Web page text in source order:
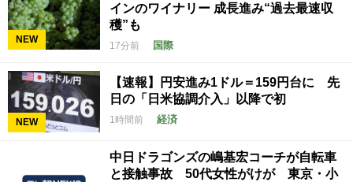
NEW
インのワイナリー 成長進み“過去最速収
穫”も
17分前 国際
NEW
【速報】円安進み1ドル＝159円台に 先
日の「日米協調介入」以降で初
1時間前 経済
中日ドラゴンズの嶋基宏コーチが自転車
と接触事故 50代女性がけが 東京・小